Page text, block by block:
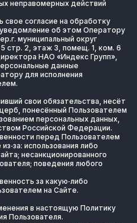
неправомерных действий
свое согласие на обработку
об этом Оператору
муниципальный округ
стр. 2, этаж 3, помещ. 1, ком. 6
НАО «Индекс Групп»,
данные
для исполнения
свои обязательства, несёт
понесённый Пользователем
персональных данных,
Российской Федерации.
перед Пользователем
использования либо
несанкционированного
поведения любого
за какую‑либо
на Сайте.
в настоящую Политику
Пользователя.